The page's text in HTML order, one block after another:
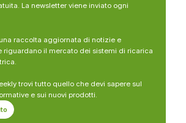
La newsletter viene inviato ogni
raccolta aggiornata di notizie e
riguardano il mercato dei sistemi di ricarica
trovi tutto quello che devi sapere sul
e sui nuovi prodotti.